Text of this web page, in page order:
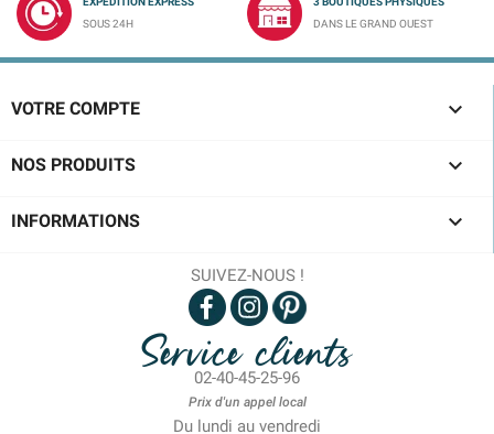
SOUS 24H
DANS LE GRAND OUEST
VOTRE COMPTE 
NOS PRODUITS 
INFORMATIONS 
SUIVEZ-NOUS !
Service clients
02-40-45-25-96
Prix d'un appel local
Du lundi au vendredi